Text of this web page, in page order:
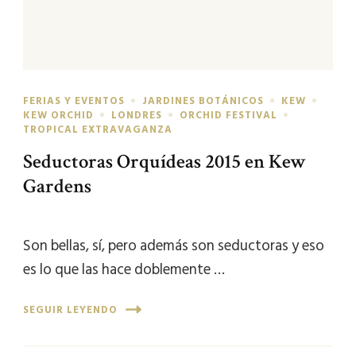
FERIAS Y EVENTOS JARDINES BOTÁNICOS
KEW
KEW ORCHID
LONDRES
ORCHID FESTIVAL
TROPICAL EXTRAVAGANZA
Seductoras Orquídeas 2015 en Kew
Gardens
Son bellas, sí, pero además son seductoras y eso
es lo que las hace doblemente …
SEGUIR LEYENDO